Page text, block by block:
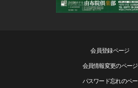
会員登録ページ
会員情報変更のページ
パスワード忘れのペー